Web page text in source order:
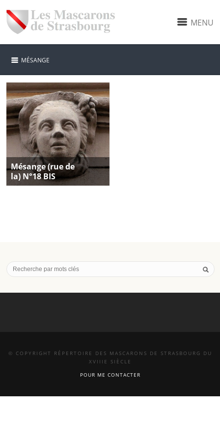
MENU
MÉSANGE
Mésange (rue de
la) N°18 BIS
© COPYRIGHT RÉPERTOIRE DES MASCARONS DE STRASBOURG DU
XVIIIE SIÈCLE
POUR ME CONTACTER